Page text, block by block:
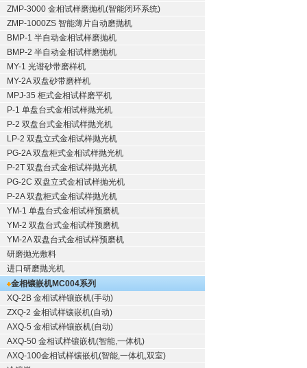
ZMP-3000 金相试样磨抛机(智能闭环系统)
ZMP-1000ZS 智能薄片自动磨抛机
BMP-1 半自动金相试样磨抛机
BMP-2 半自动金相试样磨抛机
MY-1 光谱砂带磨样机
MY-2A 双盘砂带磨样机
MPJ-35 柜式金相试样磨平机
P-1 单盘台式金相试样抛光机
P-2 双盘台式金相试样抛光机
LP-2 双盘立式金相试样抛光机
PG-2A 双盘柜式金相试样抛光机
P-2T 双盘台式金相试样抛光机
PG-2C 双盘立式金相试样抛光机
P-2A 双盘柜式金相试样抛光机
YM-1 单盘台式金相试样预磨机
YM-2 双盘台式金相试样预磨机
YM-2A 双盘台式金相试样预磨机
研磨抛光敷料
进口研磨抛光机
金相镶嵌机MC004系列
XQ-2B 金相试样镶嵌机(手动)
ZXQ-2 金相试样镶嵌机(自动)
AXQ-5 金相试样镶嵌机(自动)
AXQ-50 金相试样镶嵌机(智能,一体机)
AXQ-100金相试样镶嵌机(智能,一体机,双室)